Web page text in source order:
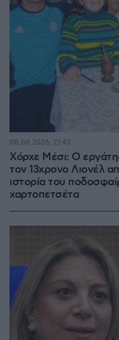
Χόρχε Μέσι: Ο
τον 13χρονο Λιονέλ
ιστορία του
χαρτοπετσέτα
08.08.2026, 21:43